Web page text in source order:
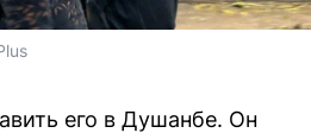
его в Душанбе. Он